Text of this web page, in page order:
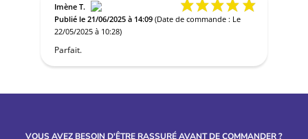
Imène T.
Publié le 21/06/2025 à 14:09(Date de commande : Le
22/05/2025 à 10:28)
Parfait.
VOUS AVEZ BESOIN D'ÊTRE RASSURÉ AVANT DE COMMANDER ?